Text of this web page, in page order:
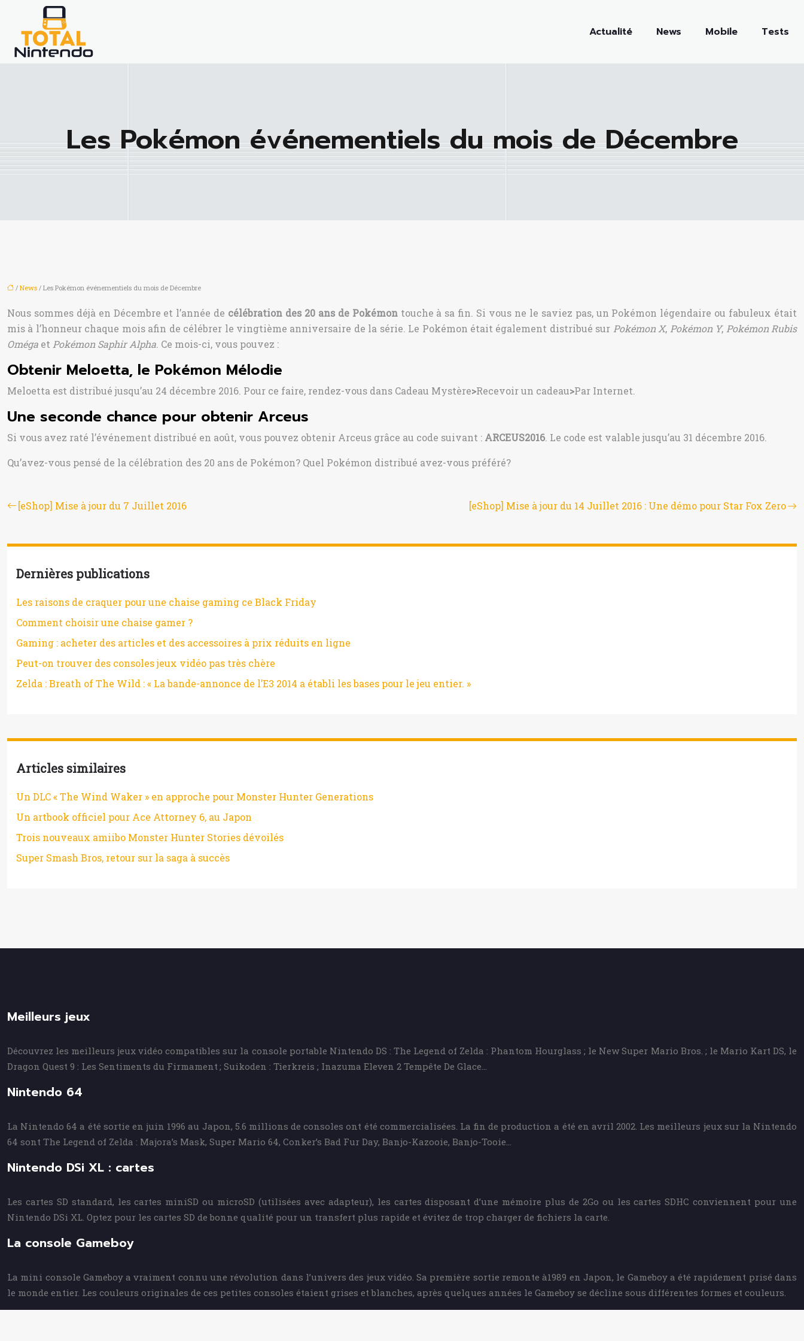
Actualité News Mobile Tests
Les Pokémon événementiels du mois de Décembre
/ News / Les Pokémon événementiels du mois de Décembre
Nous sommes déjà en Décembre et l’année de célébration des 20 ans de Pokémontouche à sa fin. Si vous ne le saviez pas, un Pokémon légendaire ou fabuleux était
mis à l’honneur chaque mois afin de célébrer le vingtième anniversaire de la série. Le Pokémon était également distribué sur Pokémon X, Pokémon Y, Pokémon Rubis
Oméga et Pokémon Saphir Alpha. Ce mois-ci, vous pouvez :
Obtenir Meloetta, le Pokémon Mélodie
Meloetta est distribué jusqu’au 24 décembre 2016. Pour ce faire, rendez-vous dans Cadeau Mystère>Recevoir un cadeau>Par Internet.
Une seconde chance pour obtenir Arceus
Si vous avez raté l’événement distribué en août, vous pouvez obtenir Arceus grâce au code suivant : ARCEUS2016. Le code est valable jusqu’au 31 décembre 2016.
Qu’avez-vous pensé de la célébration des 20 ans de Pokémon? Quel Pokémon distribué avez-vous préféré?
[eShop] Mise à jour du 7 Juillet 2016 [eShop] Mise à jour du 14 Juillet 2016 : Une démo pour Star Fox Zero
Dernières publications
Les raisons de craquer pour une chaise gaming ce Black Friday
Comment choisir une chaise gamer ?
Gaming : acheter des articles et des accessoires à prix réduits en ligne
Peut-on trouver des consoles jeux vidéo pas très chère
Zelda : Breath of The Wild : « La bande-annonce de l’E3 2014 a établi les bases pour le jeu entier. »
Articles similaires
Un DLC « The Wind Waker » en approche pour Monster Hunter Generations
Un artbook officiel pour Ace Attorney 6, au Japon
Trois nouveaux amiibo Monster Hunter Stories dévoilés
Super Smash Bros, retour sur la saga à succès
Meilleurs jeux
Découvrez les meilleurs jeux vidéo compatibles sur la console portable Nintendo DS : The Legend of Zelda : Phantom Hourglass ; le New Super Mario Bros. ; le Mario Kart DS, le
Dragon Quest 9 : Les Sentiments du Firmament ; Suikoden : Tierkreis ; Inazuma Eleven 2 Tempête De Glace…
Nintendo 64
La Nintendo 64 a été sortie en juin 1996 au Japon, 5.6 millions de consoles ont été commercialisées. La fin de production a été en avril 2002. Les meilleurs jeux sur la Nintendo
64 sont The Legend of Zelda : Majora’s Mask, Super Mario 64, Conker’s Bad Fur Day, Banjo-Kazooie, Banjo-Tooie…
Nintendo DSi XL : cartes
Les cartes SD standard, les cartes miniSD ou microSD (utilisées avec adapteur), les cartes disposant d’une mémoire plus de 2Go ou les cartes SDHC conviennent pour une
Nintendo DSi XL. Optez pour les cartes SD de bonne qualité pour un transfert plus rapide et évitez de trop charger de fichiers la carte.
La console Gameboy
La mini console Gameboy a vraiment connu une révolution dans l’univers des jeux vidéo. Sa première sortie remonte à1989 en Japon, le Gameboy a été rapidement prisé dans
le monde entier. Les couleurs originales de ces petites consoles étaient grises et blanches, après quelques années le Gameboy se décline sous différentes formes et couleurs.